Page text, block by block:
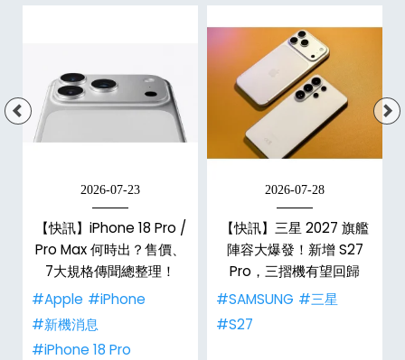
2026-07-23
【快訊】iPhone 18 Pro /
Pro Max 何時出？售價、
7大規格傳聞總整理！
#Apple #iPhone
#新機消息
#iPhone 18 Pro
2026-07-28
【快訊】三星 2027 旗艦
陣容大爆發！新增 S27
Pro，三摺機有望回歸
#SAMSUNG #三星
#S27